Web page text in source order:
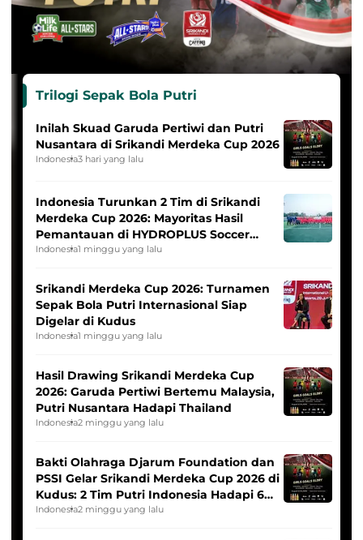
Trilogi Sepak Bola Putri
Inilah Skuad Garuda Pertiwi dan Putri
Nusantara di Srikandi Merdeka Cup 2026
Indonesia3 hari yang lalu
Indonesia Turunkan 2 Tim di Srikandi
Merdeka Cup 2026: Mayoritas Hasil
Pemantauan di HYDROPLUS Soccer
League
Indonesia1 minggu yang lalu
Srikandi Merdeka Cup 2026: Turnamen
Sepak Bola Putri Internasional Siap
Digelar di Kudus
Indonesia1 minggu yang lalu
Hasil Drawing Srikandi Merdeka Cup
2026: Garuda Pertiwi Bertemu Malaysia,
Putri Nusantara Hadapi Thailand
Indonesia2 minggu yang lalu
Bakti Olahraga Djarum Foundation dan
PSSI Gelar Srikandi Merdeka Cup 2026 di
Kudus: 2 Tim Putri Indonesia Hadapi 6
Tim Asia
Indonesia2 minggu yang lalu